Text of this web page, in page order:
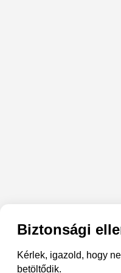
Biztonsági
Kérlek, igazold, hogy
betöltődik.